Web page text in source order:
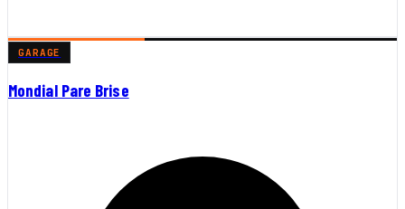
GARAGE
Mondial Pare Brise